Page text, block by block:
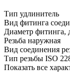
Тип удлинитель
Вид фитинга
Диаметр фитинга,
Резьба наружная
Вид соединения
Тип резьбы ISO
Показать все